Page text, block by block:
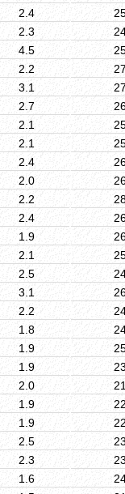
2.4
2.3
4.5
2.2
3.1
2.7
2.1
2.1
2.4
2.0
2.2
2.4
1.9
2.1
2.5
3.1
2.2
1.8
1.9
1.9
2.0
1.9
1.9
2.5
2.3
1.6